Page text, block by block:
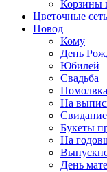
Корзины
Цветочные
Повод
Кому
День
Юбилей
Свадьба
Помолвка
На
Свидание
Букеты
На
День